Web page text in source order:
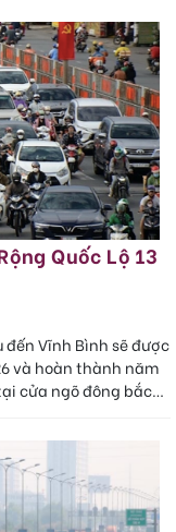
Quốc Lộ 13
đến Vĩnh Bình sẽ được
và hoàn thành năm
cửa ngõ đông bắc